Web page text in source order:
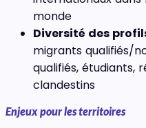
monde
Diversité des
migrants qualifiés/
qualifiés, étudiants,
clandestins
Enjeux pour les territoires